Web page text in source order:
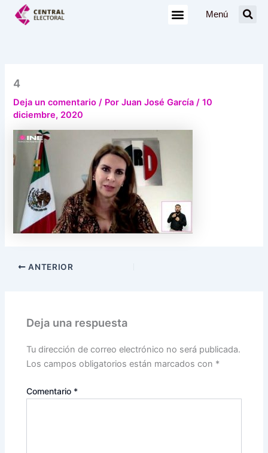
Menú
4
Deja un comentario / PorJuan José García/10
diciembre, 2020
ANTERIOR
Deja una respuesta
Tu dirección de correo electrónico no será publicada.
Los campos obligatorios están marcados con *
Comentario *